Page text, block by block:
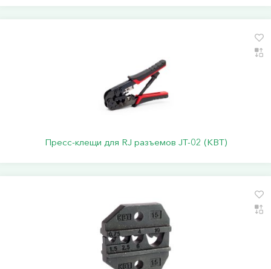
Пресс-клещи для RJ разъемов JT-02 (КВТ)